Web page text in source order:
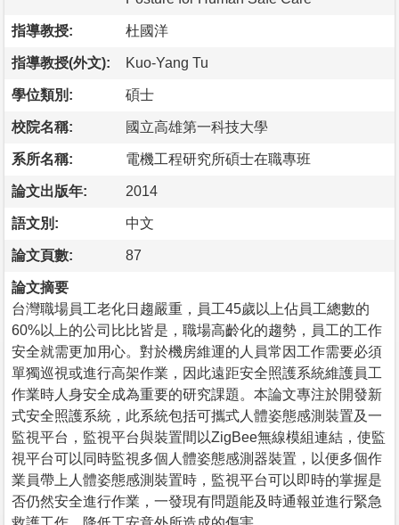
指導教授: 杜國洋
指導教授(外文): Kuo-Yang Tu
學位類別: 碩士
校院名稱: 國立高雄第一科技大學
系所名稱: 電機工程研究所碩士在職專班
論文出版年: 2014
語文別: 中文
論文頁數: 87
論文摘要
台灣職場員工老化日趨嚴重，員工45歲以上佔員工總數的
60%以上的公司比比皆是，職場高齡化的趨勢，員工的工作
安全就需更加用心。對於機房維運的人員常因工作需要必須
單獨巡視或進行高架作業，因此遠距安全照護系統維護員工
作業時人身安全成為重要的研究課題。本論文專注於開發新
式安全照護系統，此系統包括可攜式人體姿態感測裝置及一
監視平台，監視平台與裝置間以ZigBee無線模組連結，使監
視平台可以同時監視多個人體姿態感測器裝置，以便多個作
業員帶上人體姿態感測裝置時，監視平台可以即時的掌握是
否仍然安全進行作業，一發現有問題能及時通報並進行緊急